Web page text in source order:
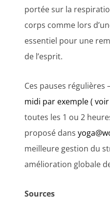
portée sur la
corps comme lors
essentiel pour une
de l’esprit.
Ces pauses régulières
midi par exemple (
toutes les 1 ou 2
proposé dans
meilleure gestion du
amélioration globale
Sources